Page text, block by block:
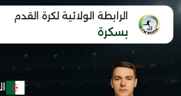
الرابطة الولائية لكرة القدم
بسكرة